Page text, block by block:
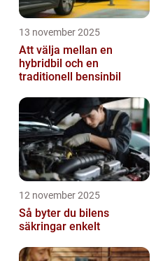
13 november 2025
Att välja mellan en
hybridbil och en
traditionell bensinbil
12 november 2025
Så byter du bilens
säkringar enkelt